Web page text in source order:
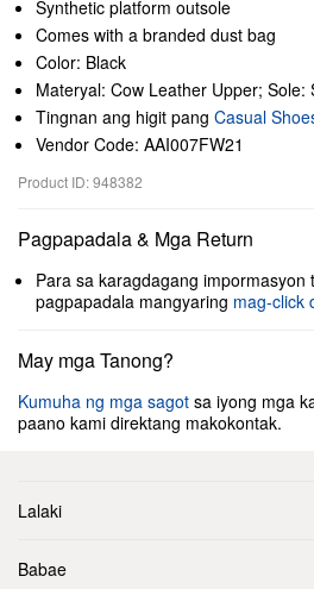
Synthetic platform outsole
Comes with a branded dust bag
Color: Black
Materyal: Cow Leather Upper; Sole:
Tingnan ang higit pang Casual
Vendor Code: AAI007FW21
Product ID: 948382
Pagpapadala & Mga Return
Para sa karagdagang impormasyon
pagpapadala mangyaring mag-click
May mga Tanong?
Kumuha ng mga sagot sa iyong mga
paano kami direktang makokontak.
Lalaki
Babae